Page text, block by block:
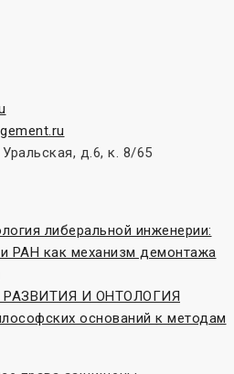
д.6, к. 8/65
либеральной инженерии:
РАН как механизм демонтажа
РАЗВИТИЯ И ОНТОЛОГИЯ
оснований к методам